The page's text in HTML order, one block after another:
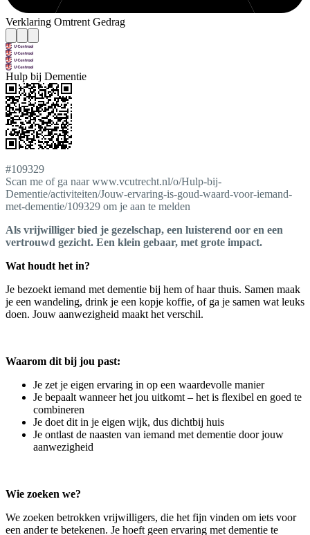
Verklaring Omtrent Gedrag
Hulp bij Dementie
#109329
Scan me of ga naar www.vcutrecht.nl/o/Hulp-bij-
Dementie/activiteiten/Jouw-ervaring-is-goud-waard-voor-iemand-
met-dementie/109329 om je aan te melden
Als vrijwilliger bied je gezelschap, een luisterend oor en een
vertrouwd gezicht. Een klein gebaar, met grote impact.
Wat houdt het in?
Je bezoekt iemand met dementie bij hem of haar thuis. Samen maak
je een wandeling, drink je een kopje koffie, of ga je samen wat leuks
doen. Jouw aanwezigheid maakt het verschil.
Waarom dit bij jou past:
Je zet je eigen ervaring in op een waardevolle manier
Je bepaalt wanneer het jou uitkomt – het is flexibel en goed te
combineren
Je doet dit in je eigen wijk, dus dichtbij huis
Je ontlast de naasten van iemand met dementie door jouw
aanwezigheid
Wie zoeken we?
We zoeken betrokken vrijwilligers, die het fijn vinden om iets voor
een ander te betekenen. Je hoeft geen ervaring met dementie te